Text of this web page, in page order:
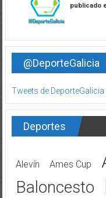
publicado
@DeporteGalicia
Tweets de DeporteGalicia
Deportes
Alevín Ames Cup
Baloncesto